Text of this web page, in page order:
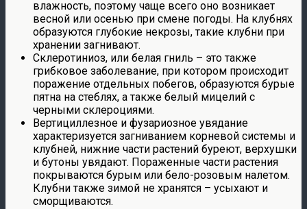
влажность, поэтому чаще всего оно возникает
весной или осенью при смене погоды. На клубнях
образуются глубокие некрозы, такие клубни при
хранении загнивают.
Склеротиниоз, или белая гниль – это также
грибковое заболевание, при котором происходит
поражение отдельных побегов, образуются бурые
пятна на стеблях, а также белый мицелий с
черными склероциями.
Вертициллезное и фузариозное увядание
характеризуется загниванием корневой системы и
клубней, нижние части растений буреют, верхушки
и бутоны увядают. Пораженные части растения
покрываются бурым или бело-розовым налетом.
Клубни также зимой не хранятся – усыхают и
сморщиваются.